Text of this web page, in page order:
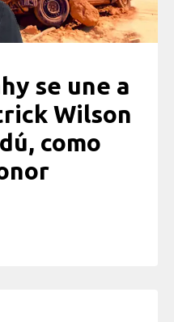
se une a
Wilson
como